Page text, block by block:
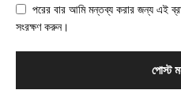
পরের বার আমি মন্তব্য করার জন্য এই
সংরক্ষণ করুন।